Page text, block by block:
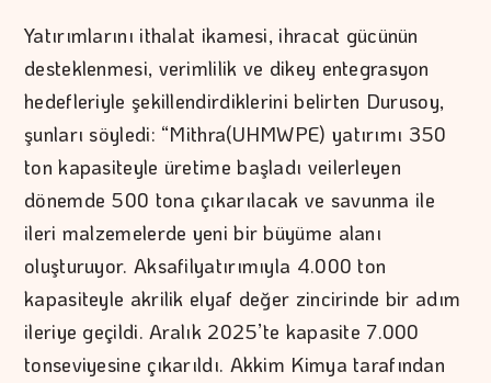
Yatırımlarını ithalat ikamesi, ihracat gücünün
desteklenmesi, verimlilik ve dikey entegrasyon
hedefleriyle şekillendirdiklerini belirten Durusoy,
şunları söyledi: “Mithra(UHMWPE) yatırımı 350
ton kapasiteyle üretime başladı veilerleyen
dönemde 500 tona çıkarılacak ve savunma ile
ileri malzemelerde yeni bir büyüme alanı
oluşturuyor. Aksafilyatırımıyla 4.000 ton
kapasiteyle akrilik elyaf değer zincirinde bir adım
ileriye geçildi. Aralık 2025’te kapasite 7.000
tonseviyesine çıkarıldı. Akkim Kimya tarafından